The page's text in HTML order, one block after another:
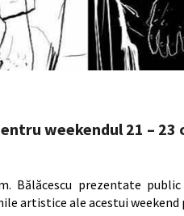
weekendul 21 – 23
Bălăcescu prezentate
artistice ale acestui weekend